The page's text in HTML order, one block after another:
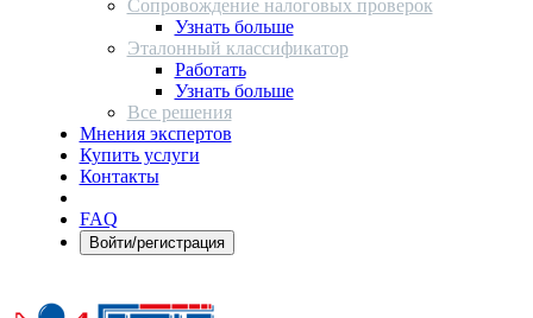
Сопровождение налоговых проверок
Узнать больше
Эталонный классификатор
Работать
Узнать больше
Все решения
Мнения экспертов
Купить услуги
Контакты
FAQ
Войти/регистрация